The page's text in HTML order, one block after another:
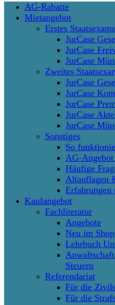
Close
AG-Rabatte
Mietangebot
Erstes
JurCase
JurCase
JurCase
Zweites
JurCase
JurCase
JurCase
JurCase
JurCase
Sonstiges
So
AG-
Häufige
Altauflagen
Erfahrungen
Kaufangebot
Fachliteratur
Angebote
Neu im Shop
Lehrbuch
Steuern
Referendariat
Für die
Für die